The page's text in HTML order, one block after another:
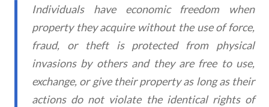
Individuals have economic freedom when
property they acquire without the use of force,
fraud, or theft is protected from physical
invasions by others and they are free to use,
exchange, or give their property as long as their
actions do not violate the identical rights of